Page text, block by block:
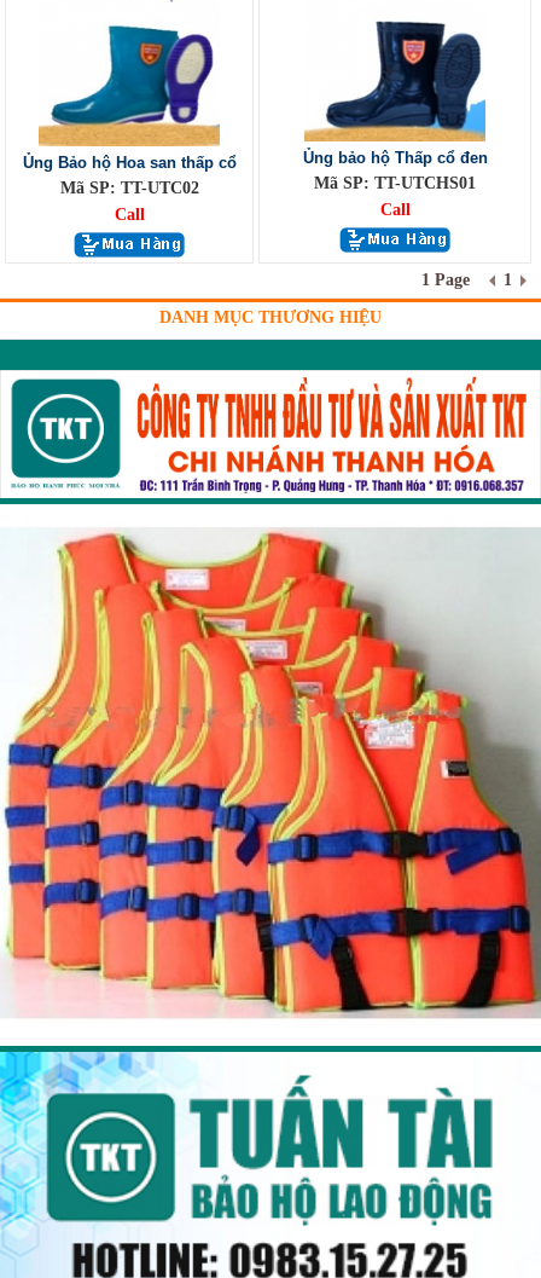
Ủng Bảo hộ Hoa san thấp cổ
Mã SP: TT-UTC02
Call
Ủng bảo hộ Thấp cổ đen
Mã SP: TT-UTCHS01
Call
1 Page 1
DANH MỤC THƯƠNG HIỆU